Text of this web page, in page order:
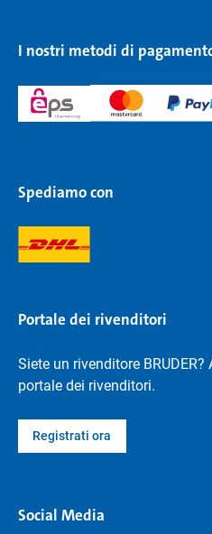
I nostri metodi di
Spediamo con
Portale dei rivenditori
Siete un rivenditore
portale dei rivenditori.
Registrati ora
Social Media